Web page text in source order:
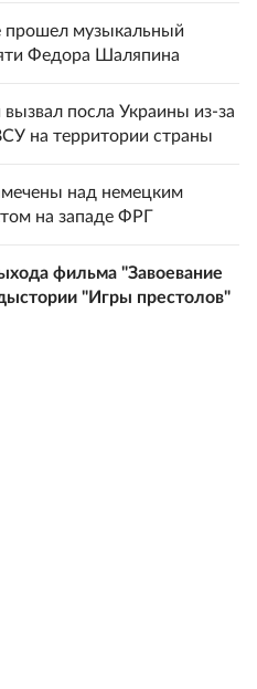
прошел музыкальный
Федора Шаляпина
посла Украины из-за
на территории страны
над немецким
на западе ФРГ
фильма "Завоевание
"Игры престолов"